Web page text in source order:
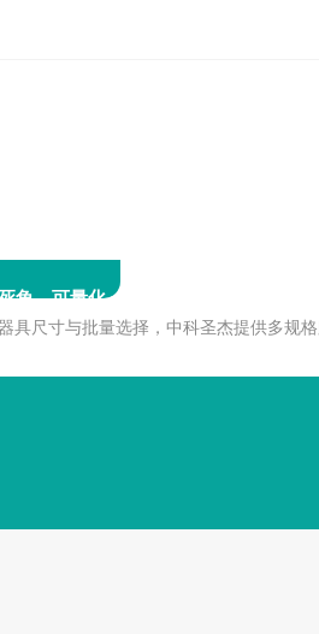
角、可量化
具尺寸与批量选择，中科圣杰提供多规